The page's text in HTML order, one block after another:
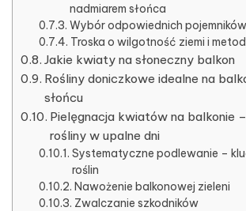
nadmiarem słońca
Wybór odpowiednich pojemników
Troska o wilgotność ziemi i
Jakie kwiaty na słoneczny balkon
Rośliny doniczkowe idealne na
słońcu
Pielęgnacja kwiatów na balkonie
rośliny w upalne dni
Systematyczne podlewanie –
roślin
Nawożenie balkonowej zieleni
Zwalczanie szkodników